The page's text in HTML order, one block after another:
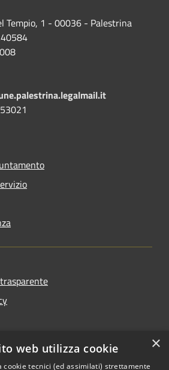
Tempio, 1 - 00036 - Palestrina
×
web utilizza cookie
cookie tecnici (ed assimilati) strettamente